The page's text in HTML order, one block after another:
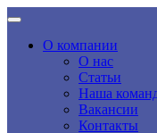
О компании
О нас
Статьи
Наша
Вакансии
Контакты